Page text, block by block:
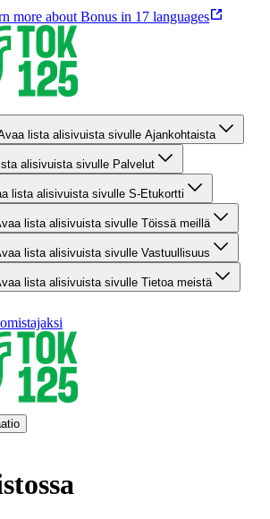
more about Bonus in 17 languages
lista alisivuista sivulle Ajankohtaista
alisivuista sivulle Palvelut
lista alisivuista sivulle S-Etukortti
lista alisivuista sivulle Töissä meillä
lista alisivuista sivulle Vastuullisuus
lista alisivuista sivulle Tietoa meistä